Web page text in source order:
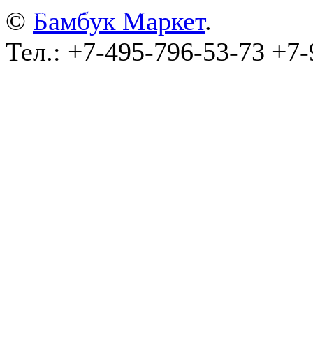
© wa-plugins.ru - Разработка сайта
© Бамбук Маркет.
Тел.: +7-495-796-53-73